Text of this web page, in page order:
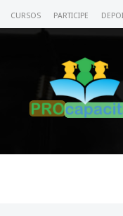
CURSOS PARTICIPE